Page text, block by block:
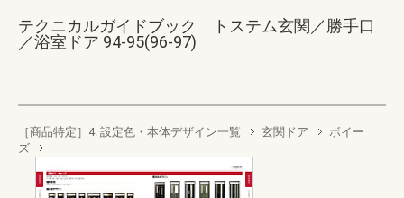
テクニカルガイドブック トステム玄関／勝手口
／浴室ドア 94-95(96-97)
［商品特定］4. 設定色・本体デザイン一覧 玄関ドア
ボイー
ズ